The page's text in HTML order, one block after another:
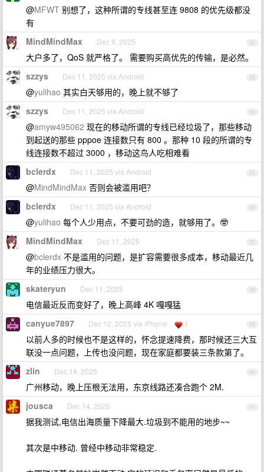
@MFWT 别想了，这种所谓的专线甚至连 9808 的优先级都没
有
32
MindMindMax Dec 9, 2025
大户多了，QoS 就严格了。 需要购买高优先的传输，是必然。
33
szzys Dec 11, 2025 via Android
@yulihao 其实白天够用的，晚上就不够了
34
szzys Dec 11, 2025 via Android
@amyw495062 现在的移动所谓的专线已经垃圾了，那些移动
到起送的那些 pppoe 连接数只有 800 。那种 10 段的所谓的专
线连接数不超过 3000 ，移动这鸟人吃相难看
35
bclerdx Dec 11, 2025 via Android
@MindMindMax 否则会被滥用吧？
36
bclerdx Dec 11, 2025 via Android
@yulihao 每个人少用点，不要可劲的造，就够用了。🤓
37
MindMindMax Dec 11, 2025
@bclerdx 不是滥用的问题，是扩容需要很多成本，移动最近几
年的业绩压力很大。
38
skateryun Dec 11, 2025
电信最近反而变好了，晚上高峰 4K 嘎嘎猛
39
canyue7897 Dec 12, 2025 via iPhone 1
以前人多的时候也不是这样的，怀念提速降费，那时候还三大互
联没一点问题，上传也没问题，现在家庭都要装三条款第了。
40
zlin Dec 14, 2025
广州移动，晚上压根无法用，东京线路还凑合跑个 2M.
41
jousca Dec 14, 2025
据我测试,电信出海质量下降最大.垃圾到不能用的地步~~
其次是中移动. 曾经中移动非常稳定.